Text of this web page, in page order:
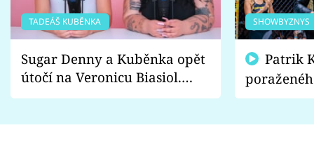
TADEÁŠ KUBĚNKA
Sugar Denny a Kuběnka opět
útočí na Veronicu Biasiol.
Proč je podle nich falešná a
SHOWBYZNYS
fanoušci